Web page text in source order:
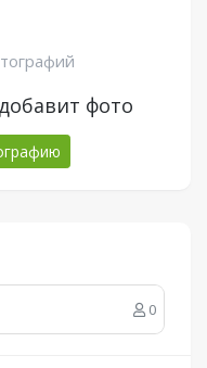
фото
0